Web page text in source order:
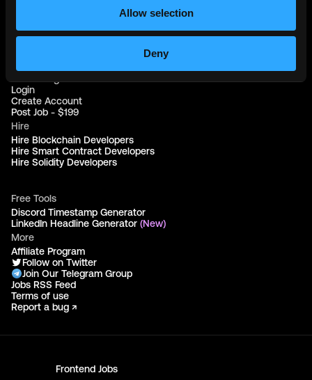
Allow selection
Deny
Frontend Jobs
Web3 Jobs
Web3 Talents
Login
Create Account
Post Job - $199
Hire
Hire Blockchain Developers
Hire Smart Contract Developers
Hire Solidity Developers
Free Tools
Discord Timestamp Generator
LinkedIn Headline Generator (New)
More
Affiliate Program
Follow on Twitter
Join Our Telegram Group
Jobs RSS Feed
Terms of use
Report a bug ↗